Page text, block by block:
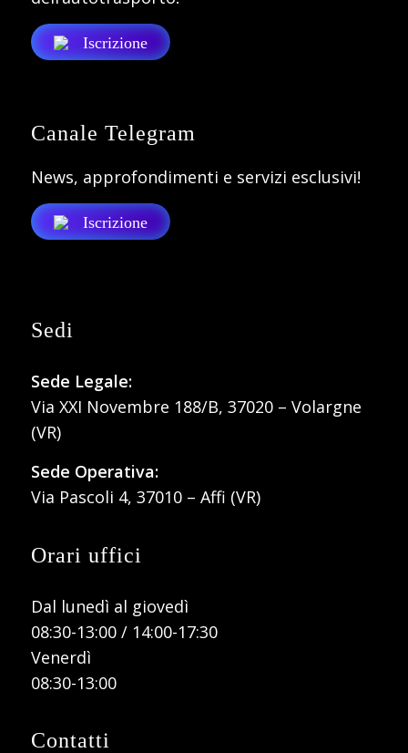
Iscrizione
Canale Telegram
News, approfondimenti e servizi esclusivi!
Iscrizione
Sedi
Sede Legale:
Via XXI Novembre 188/B, 37020 – Volargne
(VR)
Sede Operativa:
Via Pascoli 4, 37010 – Affi (VR)
Orari uffici
Dal lunedì al giovedì
08:30-13:00 / 14:00-17:30
Venerdì
08:30-13:00
Contatti